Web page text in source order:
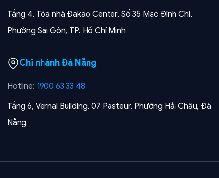
Tầng 4, Tòa nhà Đakao Center, Số 35 Mạc Đĩnh Chi,
Phường Sài Gòn, TP. Hồ Chí Minh
Chi nhánh Đà Nẵng
Hotline: 1900 63 33 48
Tầng 6, Vernal Building, 07 Pasteur, Phường Hải Châu, Đà
Nẵng